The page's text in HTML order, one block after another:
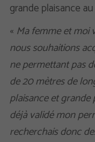
grande plaisance
« Ma femme et moi
nous souhaitions
ne permettant pas
de 20 mètres de
plaisance et grande
déjà validé mon
recherchais donc